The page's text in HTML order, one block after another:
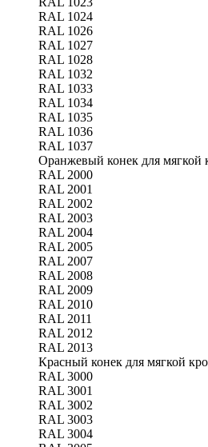
RAL 1024
RAL 1026
RAL 1027
RAL 1028
RAL 1032
RAL 1033
RAL 1034
RAL 1035
RAL 1036
RAL 1037
Оранжевый конек для мягкой
RAL 2000
RAL 2001
RAL 2002
RAL 2003
RAL 2004
RAL 2005
RAL 2007
RAL 2008
RAL 2009
RAL 2010
RAL 2011
RAL 2012
RAL 2013
Красный конек для мягкой
RAL 3000
RAL 3001
RAL 3002
RAL 3003
RAL 3004